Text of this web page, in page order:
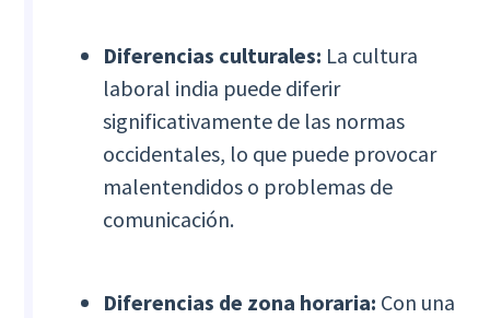
Diferencias culturales: La cultura
laboral india puede diferir
significativamente de las normas
occidentales, lo que puede provocar
malentendidos o problemas de
comunicación.
Diferencias de zona horaria: Con una